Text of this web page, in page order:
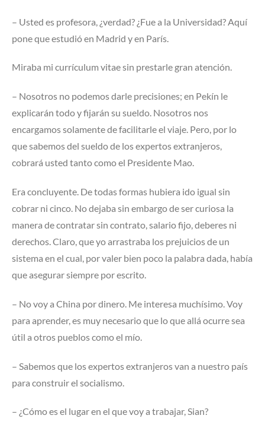
– Usted es profesora, ¿verdad? ¿Fue a la Universidad? Aquí
pone que estudió en Madrid y en París.
Miraba mi currículum vitae sin prestarle gran atención.
– Nosotros no podemos darle precisiones; en Pekín le
explicarán todo y fijarán su sueldo. Nosotros nos
encargamos solamente de facilitarle el viaje. Pero, por lo
que sabemos del sueldo de los expertos extranjeros,
cobrará usted tanto como el Presidente Mao.
Era concluyente. De todas formas hubiera ido igual sin
cobrar ni cinco. No dejaba sin embargo de ser curiosa la
manera de contratar sin contrato, salario fijo, deberes ni
derechos. Claro, que yo arrastraba los prejuicios de un
sistema en el cual, por valer bien poco la palabra dada, había
que asegurar siempre por escrito.
– No voy a China por dinero. Me interesa muchísimo. Voy
para aprender, es muy necesario que lo que allá ocurre sea
útil a otros pueblos como el mío.
– Sabemos que los expertos extranjeros van a nuestro país
para construir el socialismo.
– ¿Cómo es el lugar en el que voy a trabajar, Sian?